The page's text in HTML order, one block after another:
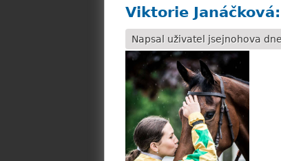
Viktorie
Napsal uživatel jsejnohova